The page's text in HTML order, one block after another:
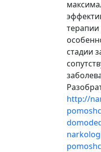
терапии
стадии
http://